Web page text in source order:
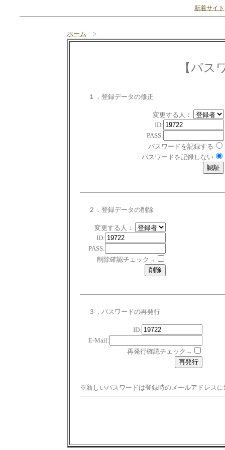
新着サイト
ホーム >
【パス
１．登録データの修正
変更する人：
ID:
PASS:
パスワードを記録する
パスワードを記録しない
２．登録データの削除
変更する人：
ID:
PASS:
削除確認チェック→
３．パスワードの再発行
ID:
E-Mail:
再発行確認チェック→
※新しいパスワードは登録時のメールアドレスに